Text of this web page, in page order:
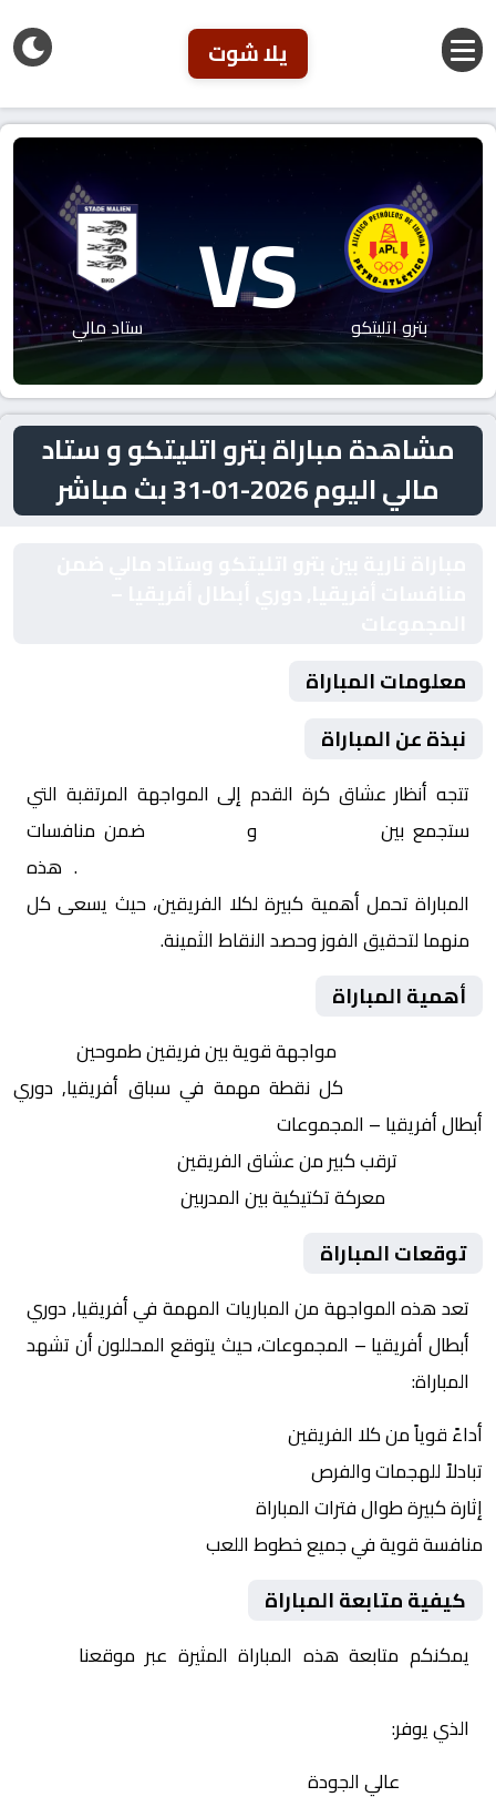
يلا شوت
بترو اتليتكو VS ستاد مالي
مشاهدة مباراة بترو اتليتكو و ستاد
مالي اليوم 2026-01-31 بث مباشر
معلومات المباراة
نبذة عن المباراة
تتجه أنظار عشاق كرة القدم إلى المواجهة المرتقبة التي
ستجمع بين
و
ضمن منافسات
. هذه
المباراة تحمل أهمية كبيرة لكلا الفريقين، حيث يسعى كل
منهما لتحقيق الفوز وحصد النقاط الثمينة.
أهمية المباراة
مواجهة قوية بين فريقين طموحين
كل نقطة مهمة في سباق أفريقيا, دوري
أبطال أفريقيا – المجموعات
ترقب كبير من عشاق الفريقين
معركة تكتيكية بين المدربين
توقعات المباراة
تعد هذه المواجهة من المباريات المهمة في أفريقيا, دوري
أبطال أفريقيا – المجموعات، حيث يتوقع المحللون أن تشهد
المباراة:
أداءً قوياً من كلا الفريقين
تبادلاً للهجمات والفرص
إثارة كبيرة طوال فترات المباراة
منافسة قوية في جميع خطوط اللعب
كيفية متابعة المباراة
يمكنكم متابعة هذه المباراة المثيرة عبر موقعنا
الذي يوفر:
عالي الجودة